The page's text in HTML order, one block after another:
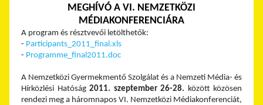
MEGHÍVÓ A VI. NEMZETKÖZI
MÉDIAKONFERENCIÁRA
A program és résztvevői letölthetők:
- Participants_2011_final.xls
- Programme_final2011.doc
A Nemzetközi Gyermekmentő Szolgálat és a Nemzeti Média- és
Hírközlési Hatóság 2011. szeptember 26-28. között közösen
rendezi meg a háromnapos VI. Nemzetközi Médiakonferenciát,